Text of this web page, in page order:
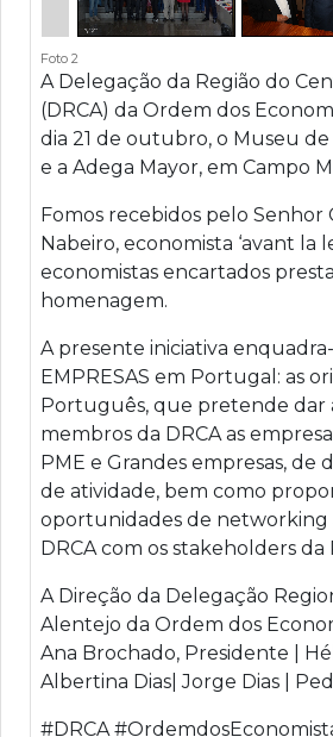
Foto 2
A Delegação da Região do
(DRCA) da Ordem dos
dia 21 de outubro, o Museu de
e a Adega Mayor, em Campo
Fomos recebidos pelo Senhor
Nabeiro, economista ‘avant la
economistas encartados
homenagem.
A presente iniciativa
EMPRESAS em Portugal: as
Português, que pretende dar
membros da DRCA as
PME e Grandes empresas, de
de atividade, bem como
oportunidades de networking
DRCA com os stakeholders da
A Direção da Delegação
Alentejo da Ordem dos
Ana Brochado, Presidente |
Albertina Dias| Jorge Dias |
#DRCA